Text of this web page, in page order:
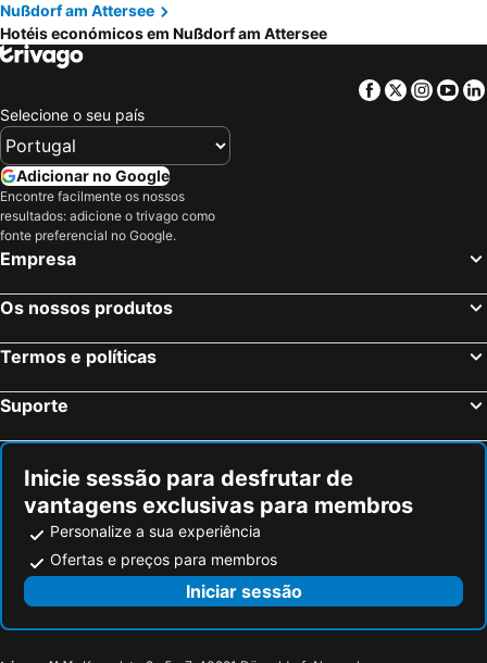
Scalaria Sunset Wing
Hotel Bürglstein
Hotel Stroblerhof
Garni Haus Sonnleitn - Adults only
Nußdorf am Attersee
Hotéis económicos em Nußdorf am Attersee
Facebook
Twitter
Selecione o seu país
Adicionar no Google
Encontre facilmente os nossos
resultados: adicione o trivago como
fonte preferencial no Google.
Empresa
Os nossos produtos
Termos e políticas
Suporte
Inicie sessão para desfrutar de
vantagens exclusivas para membros
Personalize a sua experiência
Ofertas e preços para membros
Iniciar sessão